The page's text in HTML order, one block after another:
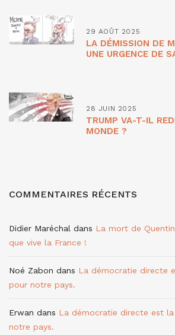
29 AOÛT 2025
LA DÉMISSION DE
UNE URGENCE DE
28 JUIN 2025
TRUMP VA-T-IL
MONDE ?
COMMENTAIRES RÉCENTS
Didier Maréchal dans La mort de
que vive la France !
Noé Zabon dans La démocratie directe
pour notre pays.
Erwan dans La démocratie directe est
notre pays.